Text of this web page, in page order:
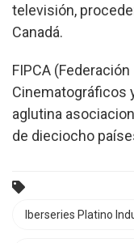
televisión,
Canadá.
FIPCA
Cinematográficos
aglutina
de dieciocho
Iberseries Platino